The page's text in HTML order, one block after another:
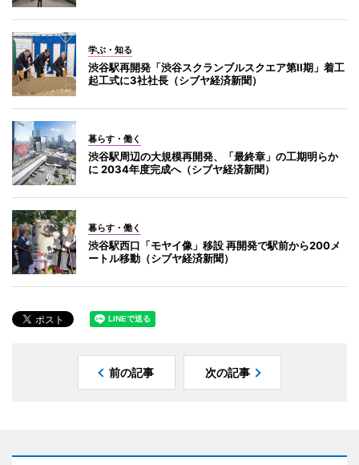
学ぶ・知る
渋谷駅再開発「渋谷スクランブルスクエア第II期」着工
起工式に3社社長（シブヤ経済新聞）
暮らす・働く
渋谷駅周辺の大規模再開発、「最終章」の工期明らか
に 2034年度完成へ（シブヤ経済新聞）
暮らす・働く
渋谷駅西口「モヤイ像」移設 再開発で駅前から200メ
ートル移動（シブヤ経済新聞）
前の記事 次の記事